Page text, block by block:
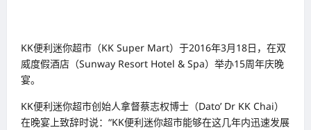
KK便利迷你超市（KK Super Mart）于2016年3月18日，在双
威度假酒店（Sunway Resort Hotel & Spa）举办15周年庆晚
宴。
KK便利迷你超市创始人拿督蔡志权博士（Dato’ Dr KK Chai）
在晚宴上致辞时说：“KK便利迷你超市能够在这几年内迅速发展